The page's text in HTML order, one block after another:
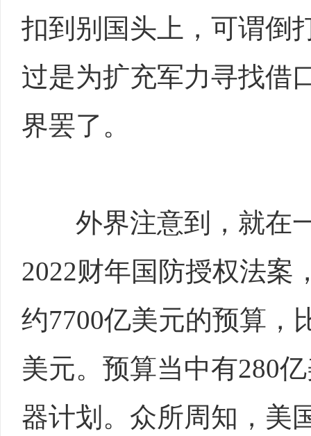
扣到别国头上，可谓倒
过是为扩充军力寻找借
界罢了。
外界注意到，就在一
2022财年国防授权法案
约7700亿美元的预算，
美元。预算当中有280
器计划。众所周知，美